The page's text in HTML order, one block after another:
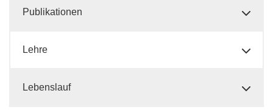
Publikationen
Lehre
Lebenslauf